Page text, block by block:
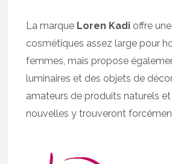
La marque Loren Kadi offre
cosmétiques assez large pour
femmes, mais propose
luminaires et des objets de
amateurs de produits naturels
nouvelles y trouveront